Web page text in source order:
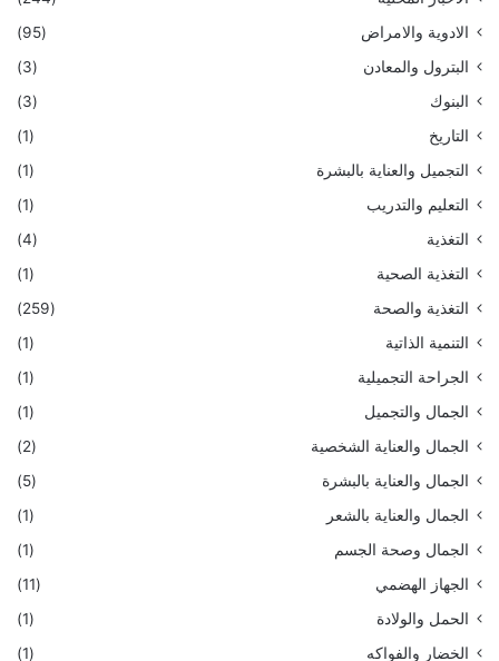
الادوية والامراض
(95)
البترول والمعادن
(3)
البنوك
(3)
التاريخ
(1)
التجميل والعناية بالبشرة
(1)
التعليم والتدريب
(1)
التغذية
(4)
التغذية الصحية
(1)
التغذية والصحة
(259)
التنمية الذاتية
(1)
الجراحة التجميلية
(1)
الجمال والتجميل
(1)
الجمال والعناية الشخصية
(2)
الجمال والعناية بالبشرة
(5)
الجمال والعناية بالشعر
(1)
الجمال وصحة الجسم
(1)
الجهاز الهضمي
(11)
الحمل والولادة
(1)
الخضار والفواكه
(1)